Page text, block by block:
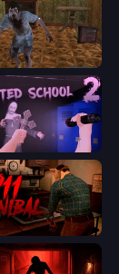
Creepy Granny Scream: Scary Freddy
School 2